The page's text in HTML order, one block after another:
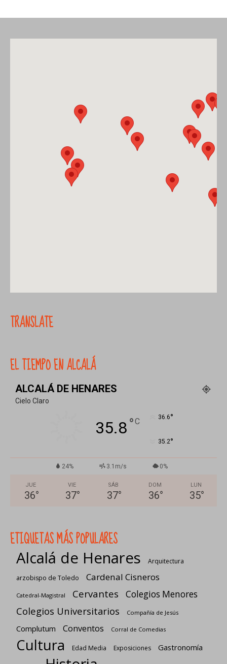
TRANSLATE
EL TIEMPO EN ALCALÁ
ALCALÁ DE HENARES
Cielo Claro
35.8°C 36.6°
35.2°
24% 3.1m/s 0%
JUE
36°
VIE
37°
SÁB
37°
DOM
36°
LUN
35°
ETIQUETAS MÁS POPULARES
Alcalá de Henares
Arquitectura
arzobispo de Toledo
Cardenal Cisneros
Catedral-Magistral Cervantes Colegios Menores
Colegios Universitarios Compañía de Jesús
Complutum Conventos Corral de Comedias
Cultura Edad Media Exposiciones Gastronomía